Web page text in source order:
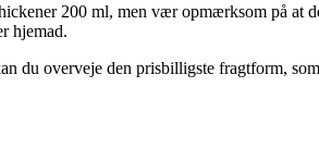
200 ml, men vær opmærksom på at
hjemad.
du overveje den prisbilligste fragtform,